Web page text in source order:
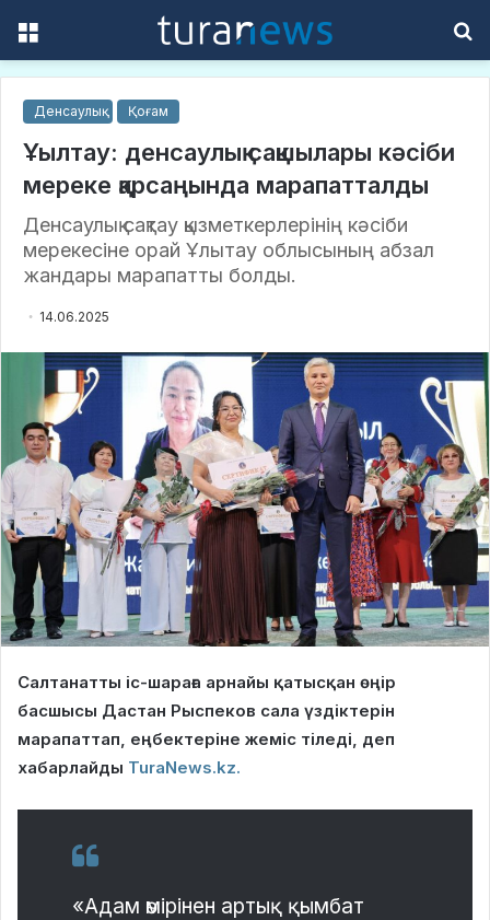
Денсаулық Қоғам
Ұылтау: денсаулық сақшылары кәсіби
мереке қарсаңында марапатталды
Денсаулық сақтау қызметкерлерінің кәсіби
мерекесіне орай Ұлытау облысының абзал
жандары марапатты болды.
14.06.2025
Салтанатты іс-шараға арнайы қатысқан өңір
басшысы Дастан Рыспеков сала үздіктерін
марапаттап, еңбектеріне жеміс тіледі, деп
хабарлайды TuraNews.kz.
«Адам өмірінен артық қымбат